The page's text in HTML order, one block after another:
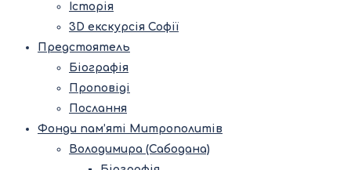
Історія
3D екскурсія Софії
Предстоятель
Біографія
Проповіді
Послання
Фонди пам’яті Митрополитів
Володимира (Сабодана)